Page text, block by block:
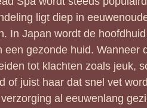
ligt diep in
In Japan wordt de
een gezonde huid. Wanneer
tot klachten zoals jeuk,
of juist haar dat snel vet
al eeuwenlang